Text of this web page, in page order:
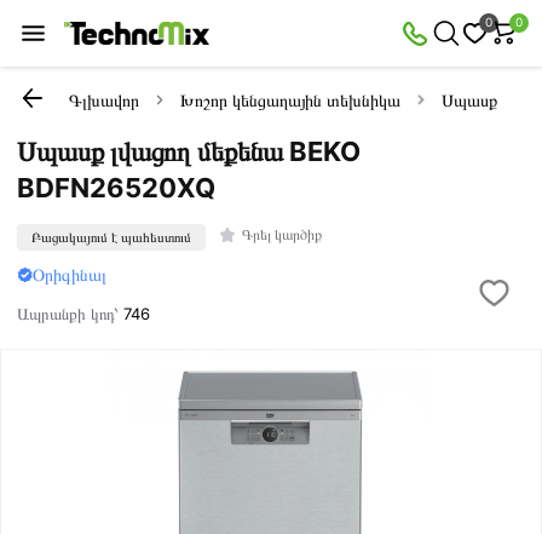
0 0
Գլխավոր Խոշոր կենցաղային տեխնիկա Սպասք
Սպասք լվացող մեքենա BEKO
BDFN26520XQ
Բացակայում է պահեստում Գրել կարծիք
Օրիգինալ
Ապրանքի կոդ՝746